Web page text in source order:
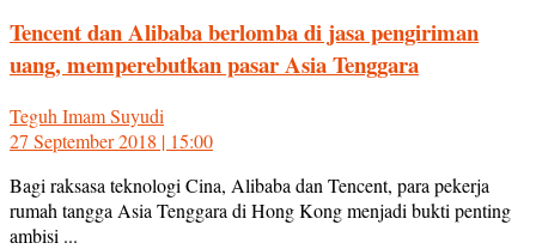
Tencent dan Alibaba berlomba di jasa pengiriman
uang, memperebutkan pasar Asia Tenggara
Teguh Imam Suyudi
27 September 2018 | 15:00
Bagi raksasa teknologi Cina, Alibaba dan Tencent, para pekerja
rumah tangga Asia Tenggara di Hong Kong menjadi bukti penting
ambisi ...